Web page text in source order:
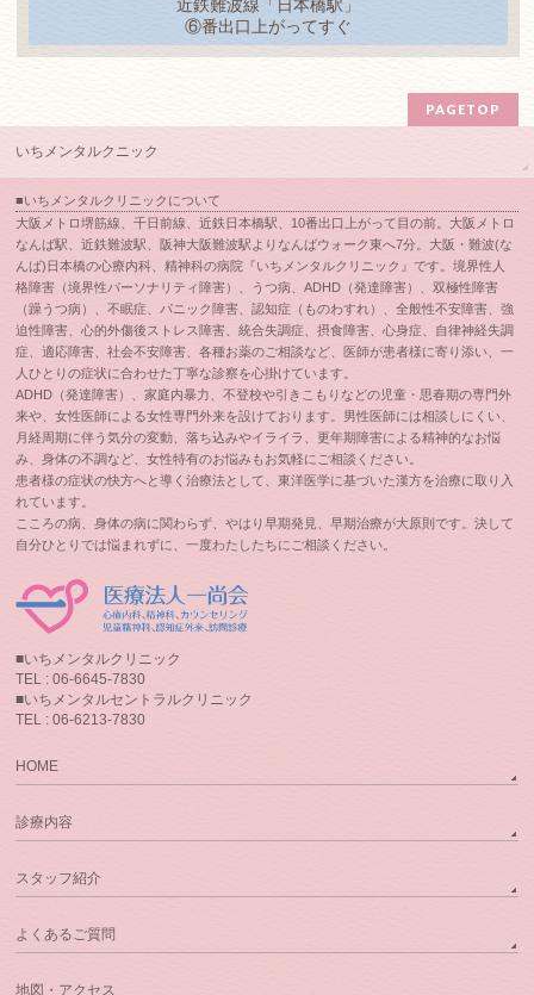
近鉄難波線「日本橋駅」
⑥番出口上がってすぐ
PAGETOP
いちメンタルクニック
■いちメンタルクリニックについて
大阪メトロ堺筋線、千日前線、近鉄日本橋駅、10番出口上がって目の前。大阪メトロ
なんば駅、近鉄難波駅、阪神大阪難波駅よりなんばウォーク東へ7分。大阪・難波(な
んば)日本橋の心療内科、精神科の病院『いちメンタルクリニック』です。境界性人
格障害（境界性パーソナリティ障害）、うつ病、ADHD（発達障害）、双極性障害
（躁うつ病）、不眠症、パニック障害、認知症（ものわすれ）、全般性不安障害、強
迫性障害、心的外傷後ストレス障害、統合失調症、摂食障害、心身症、自律神経失調
症、適応障害、社会不安障害、各種お薬のご相談など、医師が患者様に寄り添い、一
人ひとりの症状に合わせた丁寧な診察を心掛けています。
ADHD（発達障害）、家庭内暴力、不登校や引きこもりなどの児童・思春期の専門外
来や、女性医師による女性専門外来を設けております。男性医師には相談しにくい、
月経周期に伴う気分の変動、落ち込みやイライラ、更年期障害による精神的なお悩
み、身体の不調など、女性特有のお悩みもお気軽にご相談ください。
患者様の症状の快方へと導く治療法として、東洋医学に基づいた漢方を治療に取り入
れています。
こころの病、身体の病に関わらず、やはり早期発見、早期治療が大原則です。決して
自分ひとりでは悩まれずに、一度わたしたちにご相談ください。
■いちメンタルクリニック
TEL : 06-6645-7830
■いちメンタルセントラルクリニック
TEL : 06-6213-7830
HOME
診療内容
スタッフ紹介
よくあるご質問
地図・アクセス